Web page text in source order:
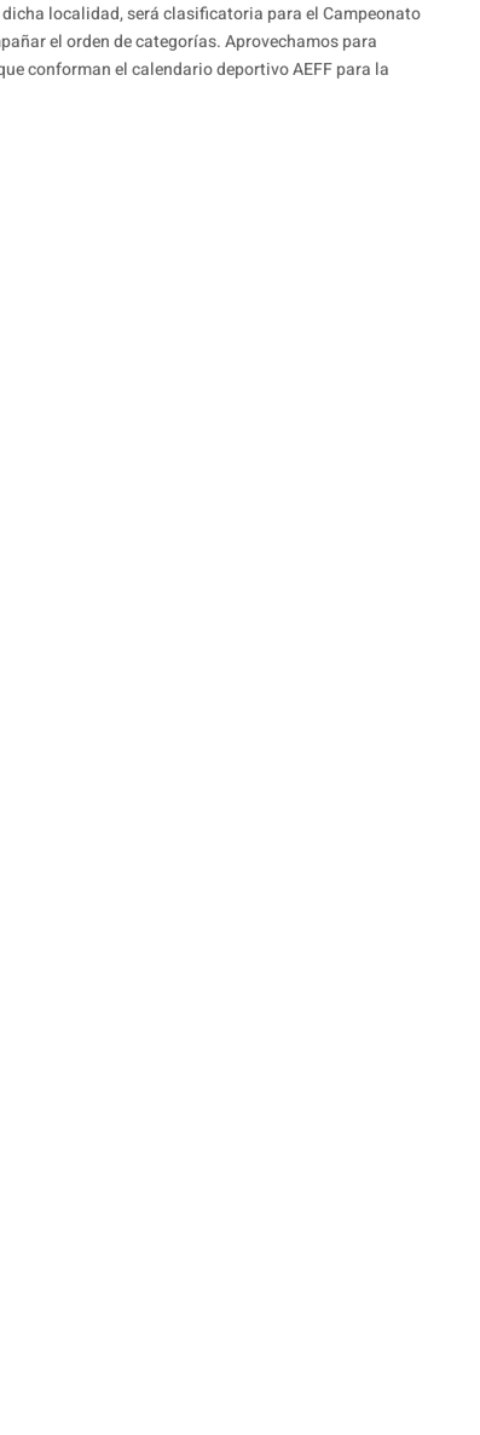
localidad, será clasificatoria para el Campeonato
el orden de categorías. Aprovechamos para
conforman el calendario deportivo AEFF para la